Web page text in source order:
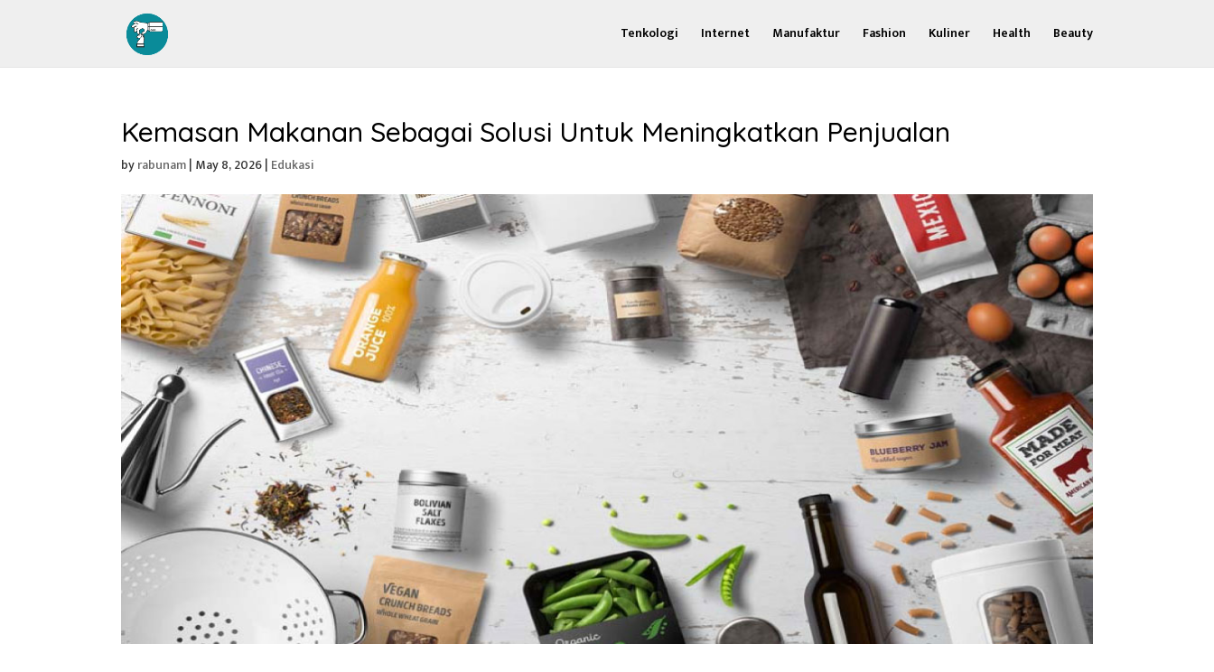
Tenkologi Internet Manufaktur Fashion Kuliner Health Beauty
Kemasan Makanan Sebagai Solusi Untuk Meningkatkan Penjualan
byrabunam| May 8, 2026| Edukasi